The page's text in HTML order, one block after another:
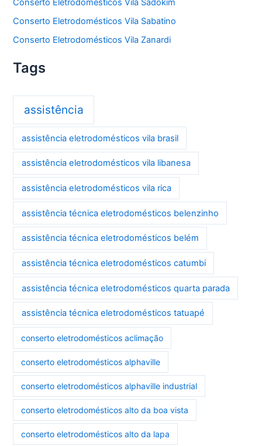
Conserto Eletrodomésticos Vila Sadokim
Conserto Eletrodomésticos Vila Sabatino
Conserto Eletrodomésticos Vila Zanardi
Tags
assistência
assistência eletrodomésticos vila brasil
assistência eletrodomésticos vila libanesa
assistência eletrodomésticos vila rica
assistência técnica eletrodomésticos belenzinho
assistência técnica eletrodomésticos belém
assistência técnica eletrodomésticos catumbi
assistência técnica eletrodomésticos quarta parada
assistência técnica eletrodomésticos tatuapé
conserto eletrodomésticos aclimação
conserto eletrodomésticos alphaville
conserto eletrodomésticos alphaville industrial
conserto eletrodomésticos alto da boa vista
conserto eletrodomésticos alto da lapa